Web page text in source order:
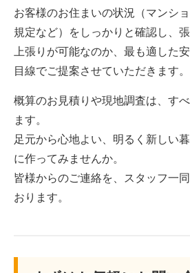
お客様のお住まいの状況（マンシ
規定など）をしっかりと確認し、
上張りが可能なのか、最も適した
目線でご提案させていただきます。
概算のお見積りや現地調査は、す
ます。
足元から心地よい、明るく新しい
に作ってみませんか。
皆様からのご連絡を、スタッフ一
おります。